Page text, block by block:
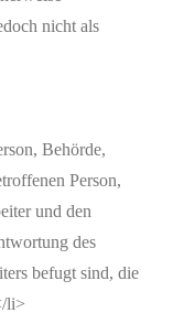
nicht als
Behörde,
Person,
und den
des
befugt sind, die
li>